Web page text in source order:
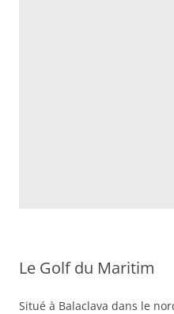
Le Golf du Maritim
Situé à Balaclava dans le